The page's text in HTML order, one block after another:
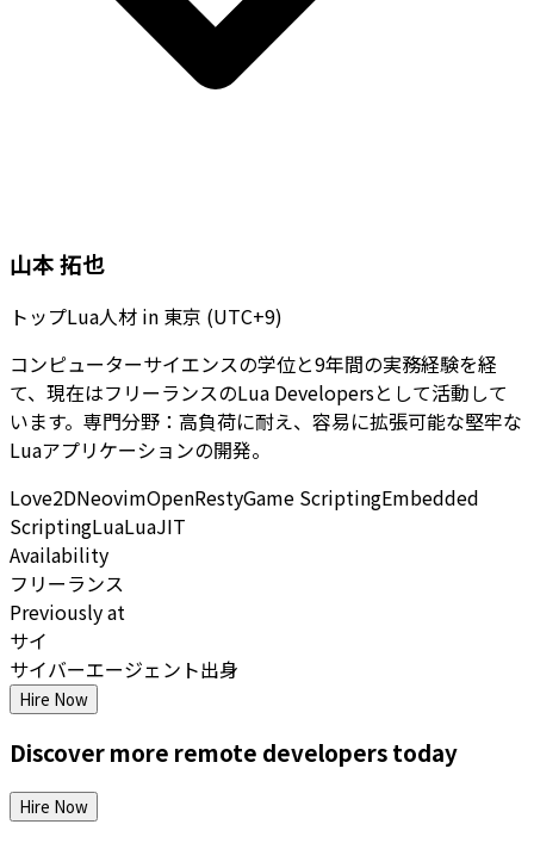
山本 拓也
トップLua人材 in 東京 (UTC+9)
コンピューターサイエンスの学位と9年間の実務経験を経
て、現在はフリーランスのLua Developersとして活動して
います。専門分野：高負荷に耐え、容易に拡張可能な堅牢な
Luaアプリケーションの開発。
Love2DNeovimOpenRestyGame ScriptingEmbedded
ScriptingLuaLuaJIT
Availability
フリーランス
Previously at
サイ
サイバーエージェント出身
Hire Now
Discover more remote developerstoday
Hire Now